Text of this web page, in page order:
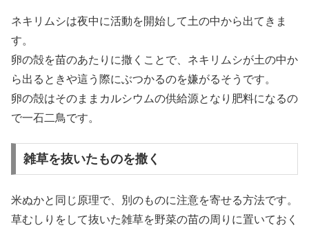
ネキリムシは夜中に活動を開始して土の中から出てきま
す。
卵の殻を苗のあたりに撒くことで、ネキリムシが土の中か
ら出るときや這う際にぶつかるのを嫌がるそうです。
卵の殻はそのままカルシウムの供給源となり肥料になるの
で一石二鳥です。
雑草を抜いたものを撒く
米ぬかと同じ原理で、別のものに注意を寄せる方法です。
草むしりをして抜いた雑草を野菜の苗の周りに置いておく